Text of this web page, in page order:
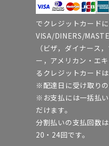
でクレジットカード
VISA/DINERS/
（ビザ，ダイナース
ー，アメリカン・エ
るクレジットカード
※配達日に受け取りの
※お支払には一括払
だけます。
分割払いの支払回数
20・24回です。